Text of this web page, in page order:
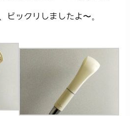
ビックリしましたよ〜。